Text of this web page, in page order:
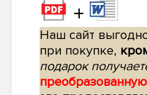
+
Наш сайт
при покупке,
подарок